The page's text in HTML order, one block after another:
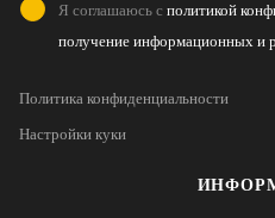
Я соглашаюсь с политикой
получение информационных и
Политика конфиденциальности
Настройки куки